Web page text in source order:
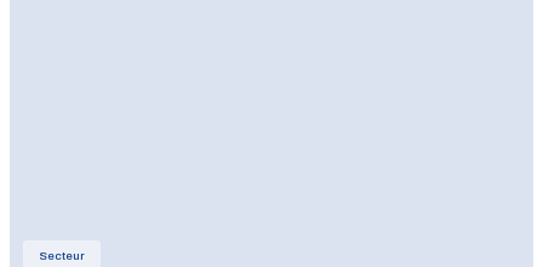
Secteur